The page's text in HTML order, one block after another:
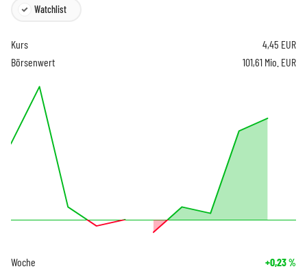
Watchlist
Kurs 4,45 EUR
Börsenwert
101,61 Mio. EUR
Woche +0,23%